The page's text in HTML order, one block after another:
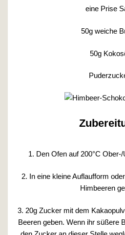
eine Prise
50g weiche
50g
1. Den Ofen auf 200°C
2. In eine kleine Auflaufform
Himbeeren
3. 20g Zucker mit dem
Beeren geben. Wenn ihr süßere